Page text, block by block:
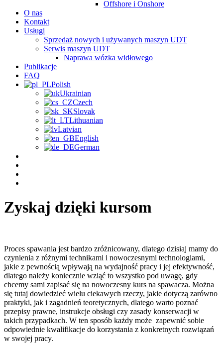
Offshore i Onshore
O nas
Kontakt
Usługi
Sprzedaż nowych i używanych maszyn UDT
Serwis maszyn UDT
Naprawa wózka widłowego
Publikacje
FAQ
Polish
Ukrainian
Czech
Slovak
Lithuanian
Latvian
English
German
Zyskaj dzięki kursom
Proces spawania jest bardzo zróżnicowany, dlatego dzisiaj mamy do
czynienia z różnymi technikami i nowoczesnymi technologiami,
jakie z pewnością wpływają na wydajność pracy i jej efektywność,
dlatego należy koniecznie wziąć to wszystko pod uwagę, gdy
chcemy sami zapisać się na nowoczesny kurs na spawacza. Można
się tutaj dowiedzieć wielu ciekawych rzeczy, jakie dotyczą zarówno
praktyki, jak i zagadnień teoretycznych, dlatego warto poznać
przepisy prawne, instrukcje obsługi czy zasady konserwacji w
takich przypadkach. W ten sposób każdy może zapewnić sobie
odpowiednie kwalifikacje do korzystania z konkretnych rozwiązań
w swojej pracy.